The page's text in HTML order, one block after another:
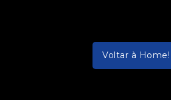
Voltar à Home!